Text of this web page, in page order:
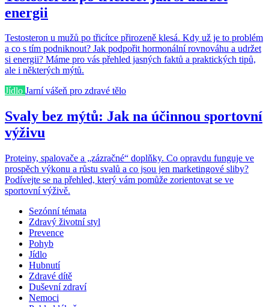
energii
Testosteron u mužů po třicítce přirozeně klesá. Kdy už je to problém
a co s tím podniknout? Jak podpořit hormonální rovnováhu a udržet
si energii? Máme pro vás přehled jasných faktů a praktických tipů,
ale i některých mýtů.
Jídlo Jarní vášeň pro zdravé tělo
Svaly bez mýtů: Jak na účinnou sportovní
výživu
Proteiny, spalovače a „zázračné“ doplňky. Co opravdu funguje ve
prospěch výkonu a růstu svalů a co jsou jen marketingové sliby?
Podívejte se na přehled, který vám pomůže zorientovat se ve
sportovní výživě.
Sezónní témata
Zdravý životní styl
Prevence
Pohyb
Jídlo
Hubnutí
Zdravé dítě
Duševní zdraví
Nemoci